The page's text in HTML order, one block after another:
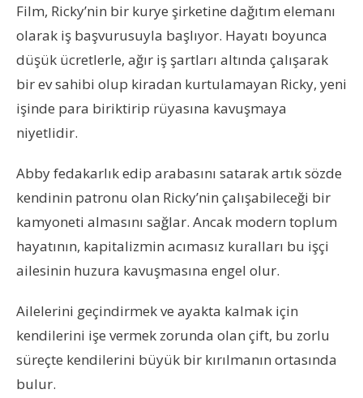
Film, Ricky’nin bir kurye şirketine dağıtım elemanı
olarak iş başvurusuyla başlıyor. Hayatı boyunca
düşük ücretlerle, ağır iş şartları altında çalışarak
bir ev sahibi olup kiradan kurtulamayan Ricky, yeni
işinde para biriktirip rüyasına kavuşmaya
niyetlidir.
Abby fedakarlık edip arabasını satarak artık sözde
kendinin patronu olan Ricky’nin çalışabileceği bir
kamyoneti almasını sağlar. Ancak modern toplum
hayatının, kapitalizmin acımasız kuralları bu işçi
ailesinin huzura kavuşmasına engel olur.
Ailelerini geçindirmek ve ayakta kalmak için
kendilerini işe vermek zorunda olan çift, bu zorlu
süreçte kendilerini büyük bir kırılmanın ortasında
bulur.